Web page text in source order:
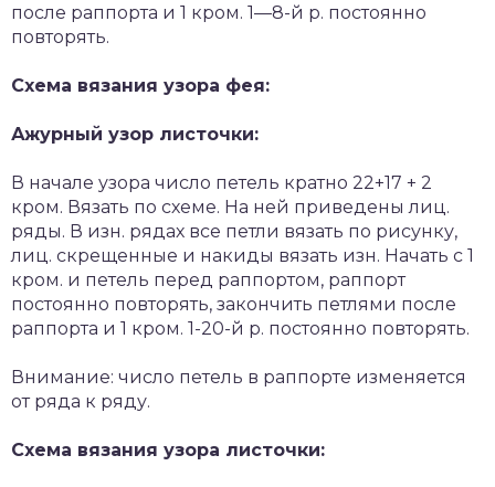
после раппорта и 1 кром. 1—8-й р. постоянно
повторять.
Схема вязания узора фея:
Ажурный узор листочки:
В начале узора число петель кратно 22+17 + 2
кром. Вязать по схеме. На ней приведены лиц.
ряды. В изн. рядах все петли вязать по рисунку,
лиц. скрещенные и накиды вязать изн. Начать с 1
кром. и петель перед раппортом, раппорт
постоянно повторять, закончить петлями после
раппорта и 1 кром. 1-20-й р. постоянно повторять.
Внимание: число петель в раппорте изменяется
от ряда к ряду.
Схема вязания узора листочки: